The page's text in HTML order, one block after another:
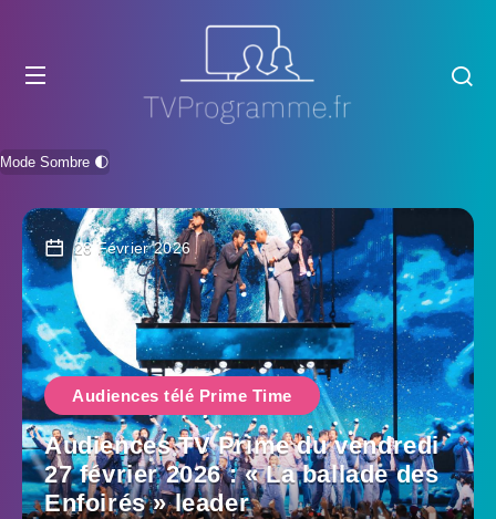
Mode Sombre 🌓
28 Février 2026
Audiences télé Prime Time
Audiences TV Prime du vendredi
27 février 2026 : « La ballade des
Enfoirés » leader